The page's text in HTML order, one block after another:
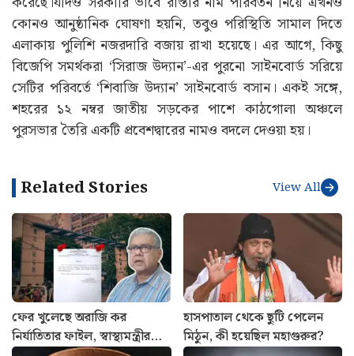
আরও পড়ুন :মঙ্গলে ভোট-পরবর্তী হিংসা মামলা হাইকোর্টে,
শুনবেন চিফ জাস্টিস
ঘটনার পর থেকেই প্রশাসনের ভূমিকা নিয়েও নানা প্রশ্ন উঠতে শুরু
করেছে।যদিও সরকারি ভাবে রাস্তার নাম পরিবর্তন নিয়ে এখনও
এলাকায় পুলিশি নজরদারি বজায় রাখা হয়েছে। এর আগে, কিছু
বিজেপি সমর্থকরা ‘সিরাজ উদ্যান’-এর পুরনো সাইনবোর্ড সরিয়ে
সেটির পরিবর্তে ‘শিবাজি উদ্যান’ সাইনবোর্ড বসান। একই সঙ্গে,
শহরের ১২ নম্বর জাতীয় সড়কের পাশে কাঠগোলা অঞ্চলে
পুরসভার তৈরি একটি প্রবেশদ্বারের নামও বদলে দেওয়া হয়।
Related Stories View All